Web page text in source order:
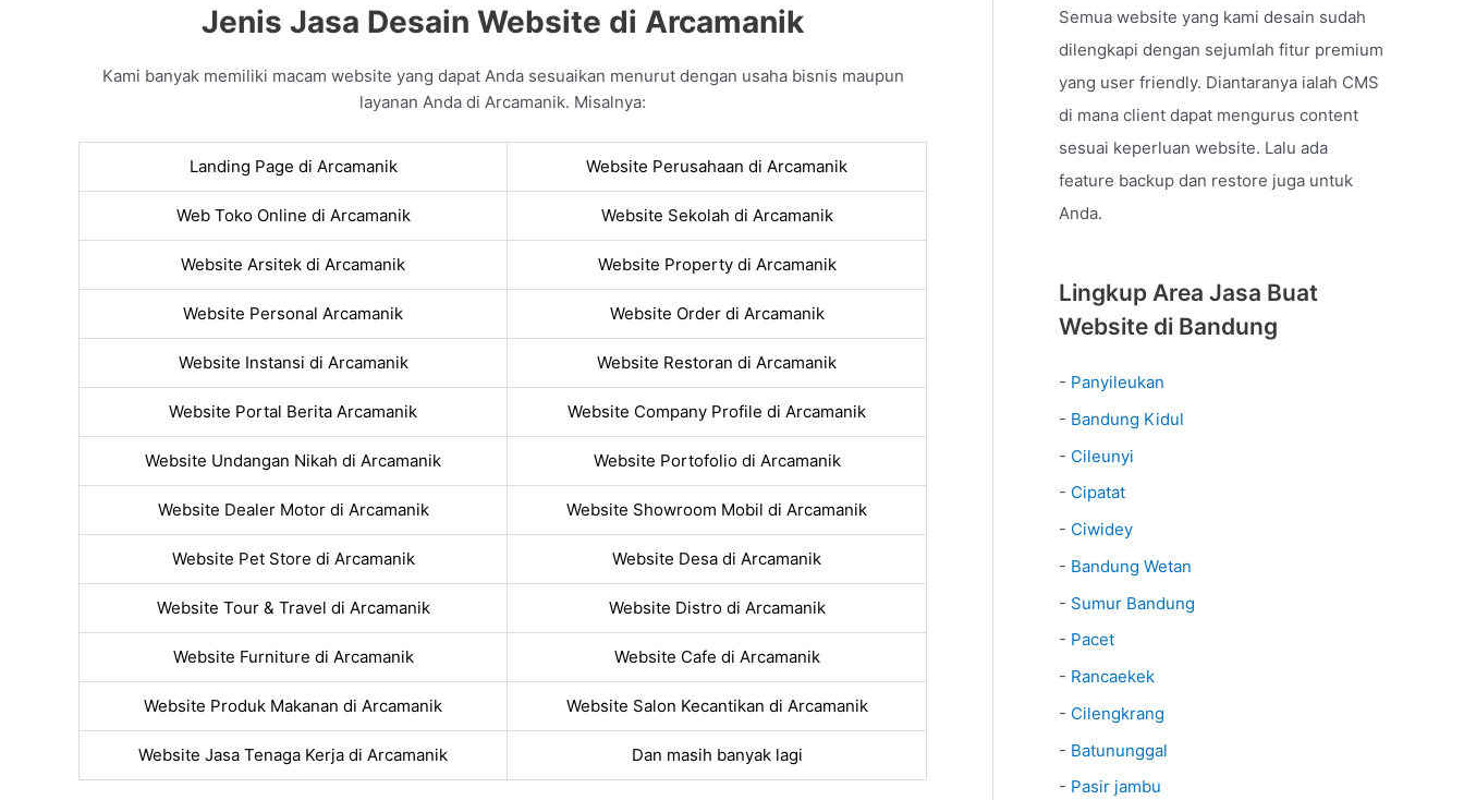
Jenis Jasa Desain Website di Arcamanik
Kami banyak memiliki macam website yang dapat Anda sesuaikan menurut dengan usaha bisnis maupun
layanan Anda di Arcamanik. Misalnya:
Landing Page di Arcamanik Website Perusahaan di Arcamanik
Web Toko Online di Arcamanik Website Sekolah di Arcamanik
Website Arsitek di Arcamanik Website Property di Arcamanik
Website Personal Arcamanik Website Order di Arcamanik
Website Instansi di Arcamanik Website Restoran di Arcamanik
Website Portal Berita Arcamanik Website Company Profile di Arcamanik
Website Undangan Nikah di Arcamanik Website Portofolio di Arcamanik
Website Dealer Motor di Arcamanik Website Showroom Mobil di Arcamanik
Website Pet Store di Arcamanik Website Desa di Arcamanik
Website Tour & Travel di Arcamanik Website Distro di Arcamanik
Website Furniture di Arcamanik Website Cafe di Arcamanik
Website Produk Makanan di Arcamanik Website Salon Kecantikan di Arcamanik
Website Jasa Tenaga Kerja di Arcamanik Dan masih banyak lagi
Semua website yang kami desain sudah
dilengkapi dengan sejumlah fitur premium
yang user friendly. Diantaranya ialah CMS
di mana client dapat mengurus content
sesuai keperluan website. Lalu ada
feature backup dan restore juga untuk
Anda.
Lingkup Area Jasa Buat
Website di Bandung
- Panyileukan
- Bandung Kidul
- Cileunyi
- Cipatat
- Ciwidey
- Bandung Wetan
- Sumur Bandung
- Pacet
- Rancaekek
- Cilengkrang
- Batununggal
- Pasir jambu